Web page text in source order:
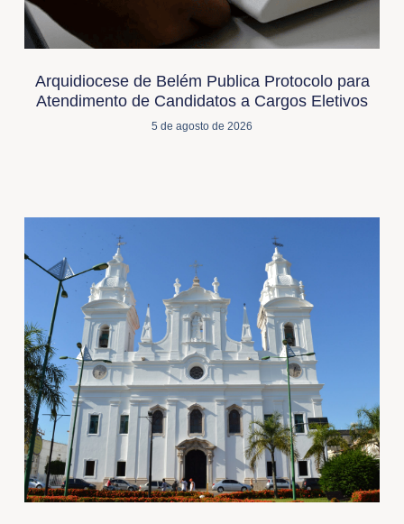
Arquidiocese de Belém Publica Protocolo para
Atendimento de Candidatos a Cargos Eletivos
5 de agosto de 2026